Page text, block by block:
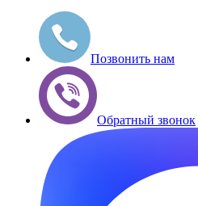
Позвонить нам
Обратный звонок